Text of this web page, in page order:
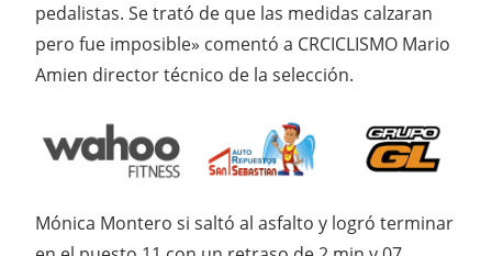
pedalistas. Se trató de que las medidas calzaran
pero fue imposible» comentó a CRCICLISMO Mario
Amien director técnico de la selección.
Mónica Montero si saltó al asfalto y logró terminar